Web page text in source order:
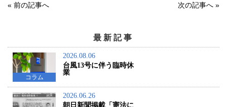
« 前の記事へ 次の記事へ »
最新記事
コラム
2026.08.06
台風13号に伴う臨時休
業
2026.06.26
朝日新聞掲載「憲法に